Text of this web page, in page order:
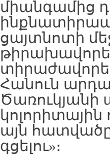
միանգամից
ցայտնոտի
Հանուն
այն
գցելու»։